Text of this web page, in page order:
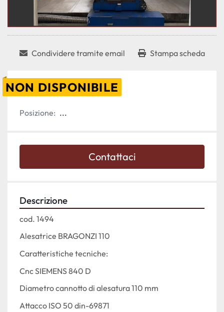
Condividere tramite email Stampa scheda
NON DISPONIBILE
Posizione: ...
Contattaci
Descrizione
cod. 1494
Alesatrice BRAGONZI 110
Caratteristiche tecniche:
Cnc SIEMENS 840 D
Diametro cannotto di alesatura 110 mm
Attacco ISO 50 din-69871